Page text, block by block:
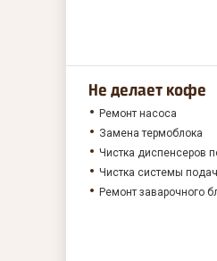
Не делает кофе
Ремонт насоса
Замена термоблока
Чистка диспенсеров
Чистка системы
Ремонт заварочного